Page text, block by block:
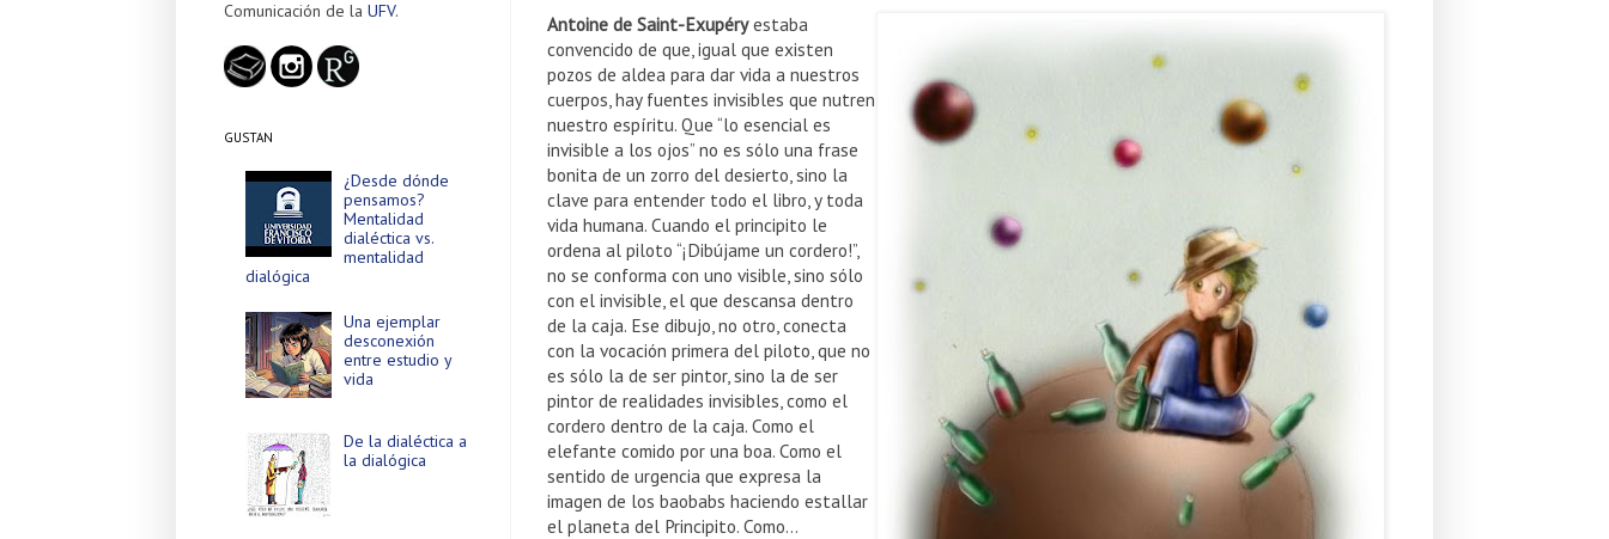
Antoine de Saint-Exupéryestaba
convencido de que, igual que existen
pozos de aldea para dar vida a nuestros
cuerpos, hay fuentes invisibles que nutren
nuestro espíritu. Que “lo esencial es
invisible a los ojos” no es sólo una frase
bonita de un zorro del desierto, sino la
clave para entender todo el libro, y toda
vida humana. Cuando el principito le
ordena al piloto “¡Dibújame un cordero!”,
no se conforma con uno visible, sino sólo
con el invisible, el que descansa dentro
de la caja. Ese dibujo, no otro, conecta
con la vocación primera del piloto, que no
es sólo la de ser pintor, sino la de ser
pintor de realidades invisibles, como el
cordero dentro de la caja. Como el
elefante comido por una boa. Como el
sentido de urgencia que expresa la
imagen de los baobabs haciendo estallar
el planeta del Principito. Como…
Comunicación de la UFV.
GUSTAN
¿Desde dónde
pensamos?
Mentalidad
dialéctica vs.
mentalidad
dialógica
Una ejemplar
desconexión
entre estudio y
vida
De la dialéctica a
la dialógica